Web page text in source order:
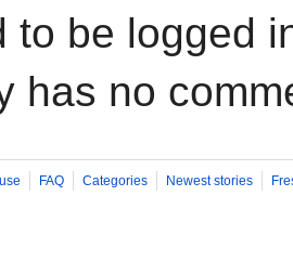
to be logged
has no
FAQ Categories Newest stories